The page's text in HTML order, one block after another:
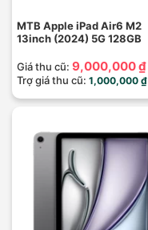
MTB Apple iPad Air6 M2
13inch (2024) 5G 128GB
Giá thu cũ: 9,000,000 ₫
Trợ giá thu cũ: 1,000,000 ₫